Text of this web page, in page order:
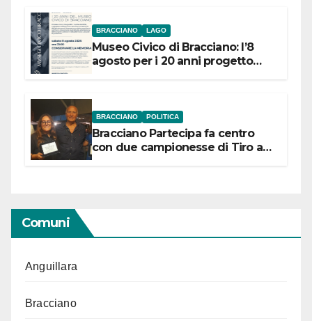
BRACCIANO LAGO
Museo Civico di Bracciano: l’8
agosto per i 20 anni progetto
BRACCIANO POLITICA
Bracciano Partecipa fa centro
con due campionesse di Tiro a
Comuni
Anguillara
Bracciano